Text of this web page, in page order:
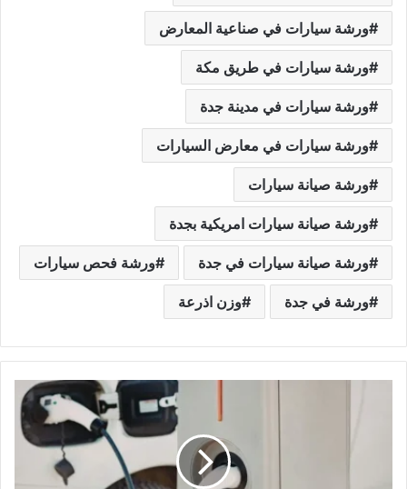
ورشة سيارات في صناعية المعارض
ورشة سيارات في طريق مكة
ورشة سيارات في مدينة جدة
ورشة سيارات في معارض السيارات
ورشة صيانة سيارات
ورشة صيانة سيارات امريكية بجدة
ورشة صيانة سيارات في جدة ورشة فحص سيارات
ورشة في جدة وزن اذرعة